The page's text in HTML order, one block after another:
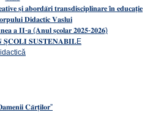
𝐬̦𝐢 𝐚𝐛𝐨𝐫𝐝𝐚̆𝐫𝐢 𝐭𝐫𝐚𝐧𝐬𝐝𝐢𝐬𝐜𝐢𝐩𝐥𝐢𝐧𝐚𝐫𝐞 𝐢̂𝐧 𝐞𝐝𝐮𝐜𝐚𝐭̦𝐢𝐞
𝐃𝐢𝐝𝐚𝐜𝐭𝐢𝐜 𝐕𝐚𝐬𝐥𝐮𝐢
𝐚 𝐈𝐈-𝐚 (𝐀𝐧𝐮𝐥 𝐬̦𝐜𝐨𝐥𝐚𝐫 𝟐𝟎𝟐𝟓-𝟐𝟎𝟐𝟔)
𝐒𝐔𝐒𝐓𝐄𝐍𝐀𝐁𝐈𝐋E
𝐂𝐚̆𝐫𝐭̦𝐢𝐥𝐨𝐫”